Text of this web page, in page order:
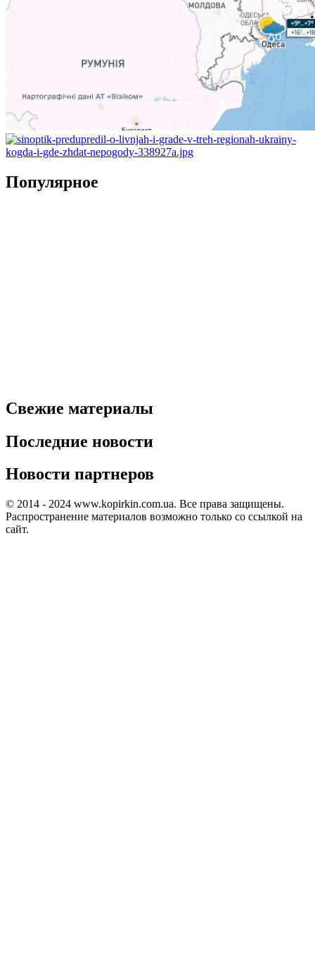
Популярное
Свежие материалы
Последние новости
Новости партнеров
© 2014 - 2024 www.kopirkin.com.ua. Все права защищены.
Распространение материалов возможно только со ссылкой на
сайт.